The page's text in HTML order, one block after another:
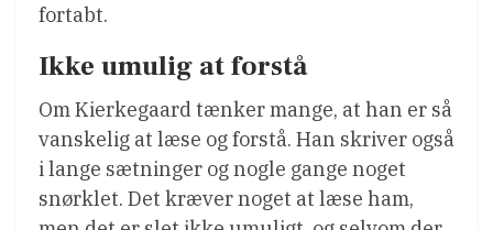
fortabt.
Ikke umulig at forstå
Om Kierkegaard tænker mange, at han er så
vanskelig at læse og forstå. Han skriver også
i lange sætninger og nogle gange noget
snørklet. Det kræver noget at læse ham,